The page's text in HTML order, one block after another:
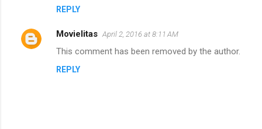
REPLY
Movielitas April 2, 2016 at 8:11 AM
This comment has been removed by the author.
REPLY